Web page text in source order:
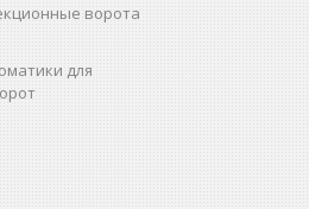
ворота
для